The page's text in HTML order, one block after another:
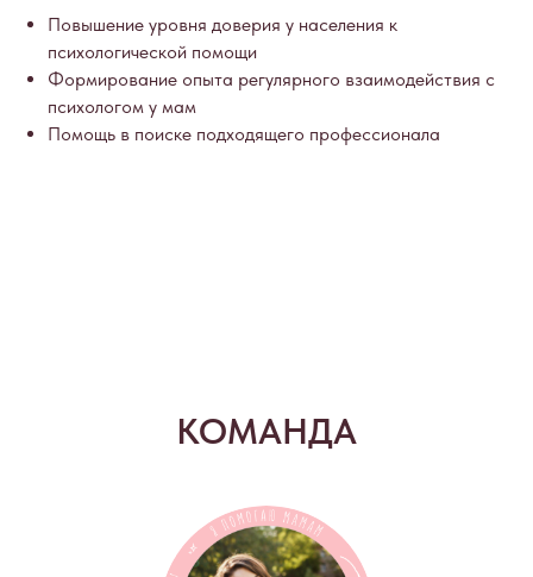
Повышение уровня доверия у населения к
психологической помощи
Формирование опыта регулярного взаимодействия с
психологом у мам
Помощь в поиске подходящего профессионала
КОМАНДА